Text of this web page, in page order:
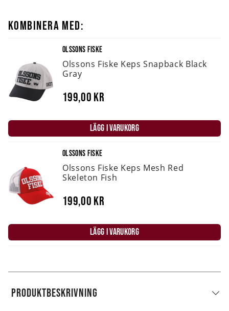
KOMBINERA MED:
OLSSONS FISKE
Olssons Fiske Keps Snapback Black
Gray
199,00 kr
LÄGG I VARUKORG
OLSSONS FISKE
Olssons Fiske Keps Mesh Red
Skeleton Fish
199,00 kr
LÄGG I VARUKORG
PRODUKTBESKRIVNING